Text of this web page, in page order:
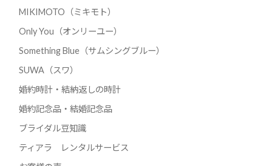
MIKIMOTO（ミキモト）
Only You（オンリーユー）
Something Blue（サムシングブルー）
SUWA（スワ）
婚約時計・結納返しの時計
婚約記念品・結婚記念品
ブライダル豆知識
ティアラ レンタルサービス